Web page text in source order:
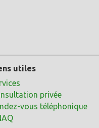
utiles
privée
vous téléphonique